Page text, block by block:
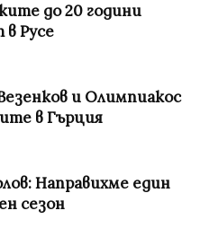
до 20 години
Русе
и Олимпиакос
в Гърция
Направихме един
сезон